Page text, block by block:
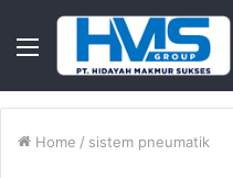
Menu
Home / sistem pneumatik